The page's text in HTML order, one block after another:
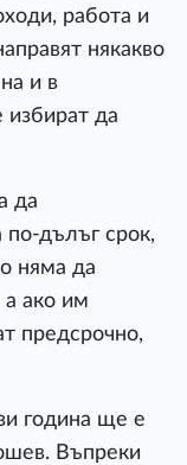
работа и
някакво
и в
избират да
да
по-дълъг срок,
няма да
ако им
предсрочно,
година ще е
Въпреки